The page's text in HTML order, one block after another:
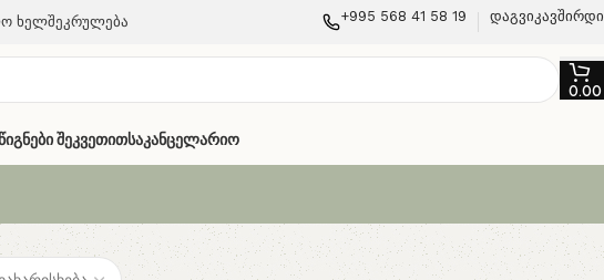
Ხელშეკრულება +995 568 41 58 19
0.00
ᲨეკვეთითᲡაკანცელარიო